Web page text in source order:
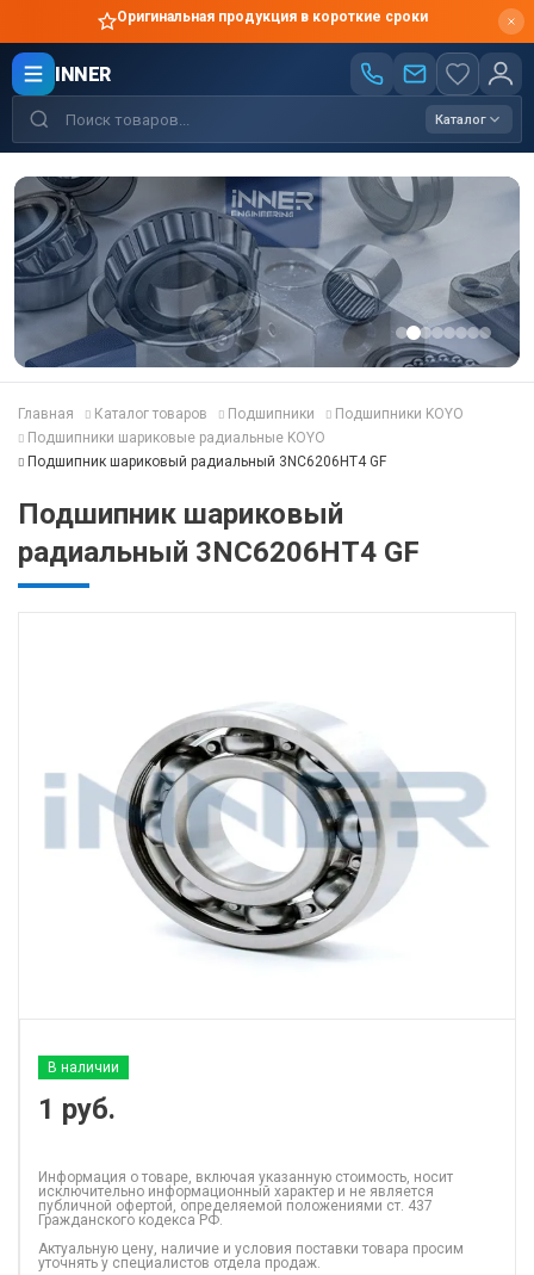
Оригинальная продукция в короткие сроки
INNER
Каталог
Главная Каталог товаров Подшипники
Подшипники KOYO
Подшипники шариковые радиальные KOYO
Подшипник шариковый радиальный 3NC6206HT4 GF
Подшипник шариковый
радиальный 3NC6206HT4 GF
В наличии
1 руб.
Информация о товаре, включая указанную стоимость, носит
исключительно информационный характер и не является
публичной офертой, определяемой положениями ст. 437
Гражданского кодекса РФ.
Актуальную цену, наличие и условия поставки товара просим
уточнять у специалистов отдела продаж.